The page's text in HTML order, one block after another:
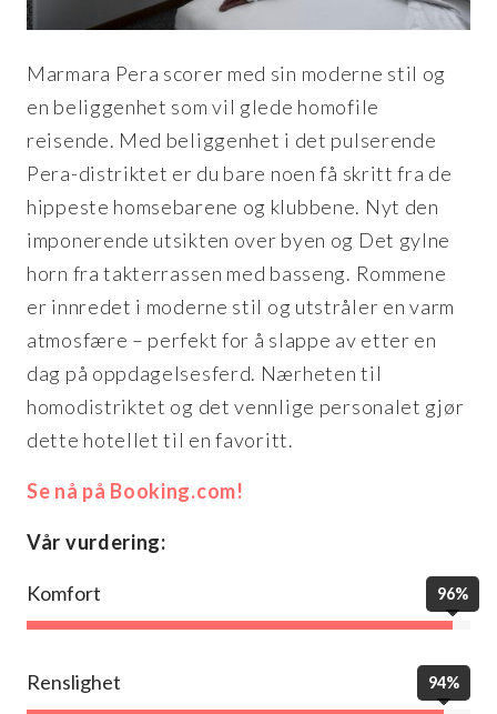
Marmara Pera scorer med sin moderne stil og
en beliggenhet som vil glede homofile
reisende. Med beliggenhet i det pulserende
Pera-distriktet er du bare noen få skritt fra de
hippeste homsebarene og klubbene. Nyt den
imponerende utsikten over byen og Det gylne
horn fra takterrassen med basseng. Rommene
er innredet i moderne stil og utstråler en varm
atmosfære – perfekt for å slappe av etter en
dag på oppdagelsesferd. Nærheten til
homodistriktet og det vennlige personalet gjør
dette hotellet til en favoritt.
Se nå på Booking.com!
Vår vurdering:
Komfort 96%
Renslighet 94%